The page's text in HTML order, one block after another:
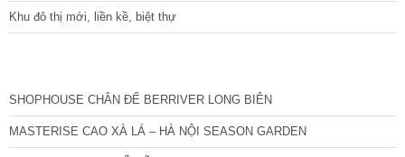
Khu đô thị mới, liền kề, biệt thự
SHOPHOUSE CHÂN ĐẾ BERRIVER LONG BIÊN
MASTERISE CAO XÀ LÁ – HÀ NỘI SEASON GARDEN